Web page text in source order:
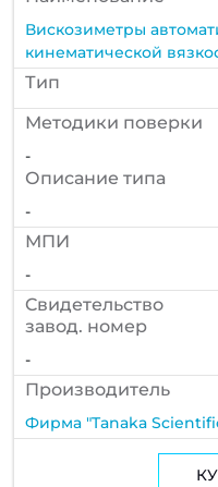
Вискозиметры
кинематической
Тип
Методики поверки
-
Описание типа
-
МПИ
-
Cвидетельство
завод. номер
-
Производитель
Фирма "Tanaka